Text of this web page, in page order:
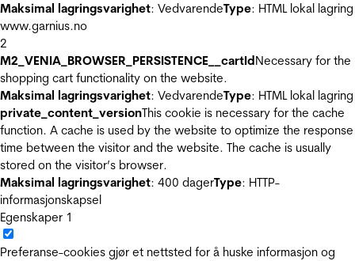
Maksimal lagringsvarighet: VedvarendeType: HTML lokal lagring
www.garnius.no
2
M2_VENIA_BROWSER_PERSISTENCE__cartIdNecessary for the
shopping cart functionality on the website.
Maksimal lagringsvarighet: VedvarendeType: HTML lokal lagring
private_content_versionThis cookie is necessary for the cache
function. A cache is used by the website to optimize the response
time between the visitor and the website. The cache is usually
stored on the visitor’s browser.
Maksimal lagringsvarighet: 400 dagerType: HTTP-
informasjonskapsel
Egenskaper 1
Preferanse-cookies gjør et nettsted for å huske informasjon og